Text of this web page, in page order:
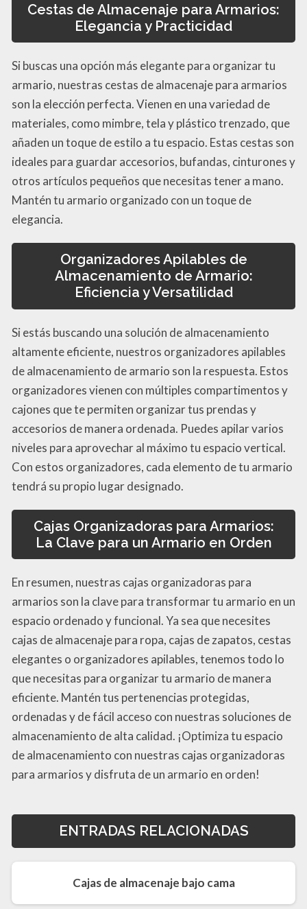
Cestas de Almacenaje para Armarios:
Elegancia y Practicidad
Si buscas una opción más elegante para organizar tu
armario, nuestras cestas de almacenaje para armarios
son la elección perfecta. Vienen en una variedad de
materiales, como mimbre, tela y plástico trenzado, que
añaden un toque de estilo a tu espacio. Estas cestas son
ideales para guardar accesorios, bufandas, cinturones y
otros artículos pequeños que necesitas tener a mano.
Mantén tu armario organizado con un toque de
elegancia.
Organizadores Apilables de
Almacenamiento de Armario:
Eficiencia y Versatilidad
Si estás buscando una solución de almacenamiento
altamente eficiente, nuestros organizadores apilables
de almacenamiento de armario son la respuesta. Estos
organizadores vienen con múltiples compartimentos y
cajones que te permiten organizar tus prendas y
accesorios de manera ordenada. Puedes apilar varios
niveles para aprovechar al máximo tu espacio vertical.
Con estos organizadores, cada elemento de tu armario
tendrá su propio lugar designado.
Cajas Organizadoras para Armarios:
La Clave para un Armario en Orden
En resumen, nuestras cajas organizadoras para
armarios son la clave para transformar tu armario en un
espacio ordenado y funcional. Ya sea que necesites
cajas de almacenaje para ropa, cajas de zapatos, cestas
elegantes o organizadores apilables, tenemos todo lo
que necesitas para organizar tu armario de manera
eficiente. Mantén tus pertenencias protegidas,
ordenadas y de fácil acceso con nuestras soluciones de
almacenamiento de alta calidad. ¡Optimiza tu espacio
de almacenamiento con nuestras cajas organizadoras
para armarios y disfruta de un armario en orden!
ENTRADAS RELACIONADAS
Cajas de almacenaje bajo cama